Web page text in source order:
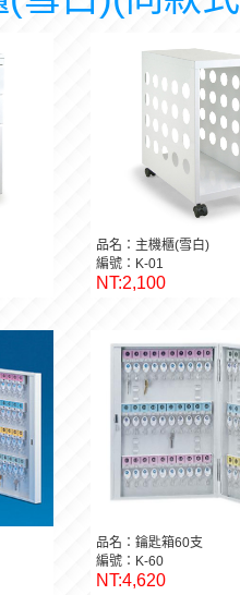
品名：主機櫃(雪白)
編號：K-01
NT:2,100
品名：鑰匙箱60支
編號：K-60
NT:4,620